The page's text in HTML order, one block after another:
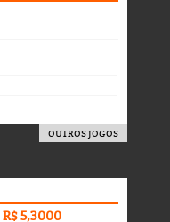
OUTROS JOGOS
R$ 5,3000